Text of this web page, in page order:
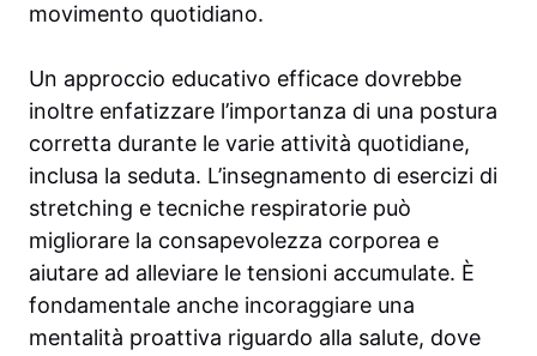
movimento quotidiano.
Un approccio educativo efficace dovrebbe
inoltre enfatizzare l’importanza di una postura
corretta durante le varie attività quotidiane,
inclusa la seduta. L’insegnamento di esercizi di
stretching e tecniche respiratorie può
migliorare la consapevolezza corporea e
aiutare ad alleviare le tensioni accumulate. È
fondamentale anche incoraggiare una
mentalità proattiva riguardo alla salute, dove